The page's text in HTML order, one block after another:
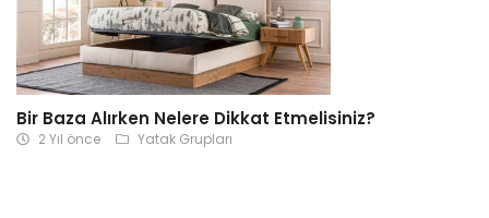
Bir Baza Alırken Nelere Dikkat Etmelisiniz?
2 Yıl önce Yatak Grupları